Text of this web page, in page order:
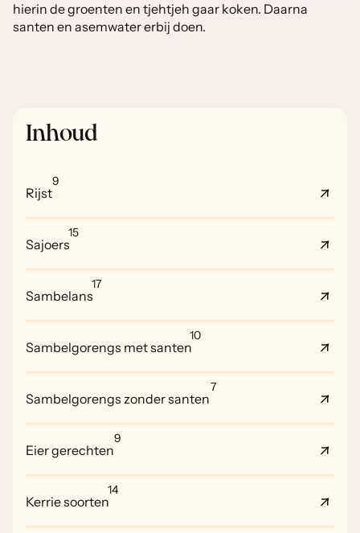
hierin de groenten en tjehtjeh gaar koken. Daarna
santen en asemwater erbij doen.
Inhoud
Rijst
9
Sajoers
15
Sambelans
17
Sambelgorengs met santen
10
Sambelgorengs zonder santen
7
Eier gerechten
9
Kerrie soorten
14